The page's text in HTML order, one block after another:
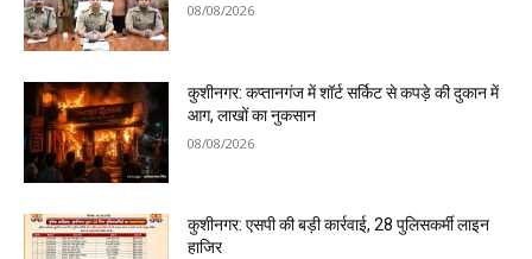
08/08/2026
कुशीनगर: कप्तानगंज में शॉर्ट सर्किट से कपड़े की दुकान में
आग, लाखों का नुकसान
08/08/2026
कुशीनगर: एसपी की बड़ी कार्रवाई, 28 पुलिसकर्मी लाइन
हाजिर